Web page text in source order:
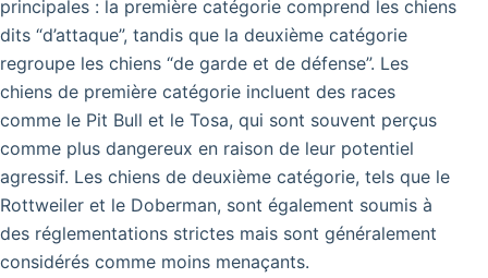
principales : la première catégorie comprend les chiens
dits “d’attaque”, tandis que la deuxième catégorie
regroupe les chiens “de garde et de défense”. Les
chiens de première catégorie incluent des races
comme le Pit Bull et le Tosa, qui sont souvent perçus
comme plus dangereux en raison de leur potentiel
agressif. Les chiens de deuxième catégorie, tels que le
Rottweiler et le Doberman, sont également soumis à
des réglementations strictes mais sont généralement
considérés comme moins menaçants.